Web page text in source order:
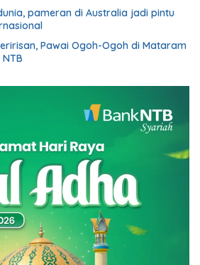
pameran di Australia jadi pintu
Pawai Ogoh-Ogoh di Mataram